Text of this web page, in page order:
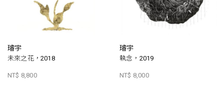
璿宇
未來之花，2018
NT$ 8,800
璿宇
執念，2019
NT$ 8,000